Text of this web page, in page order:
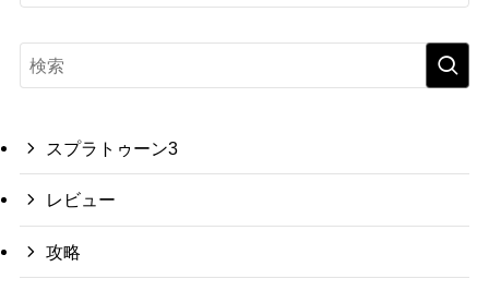
スプラトゥーン3
レビュー
攻略